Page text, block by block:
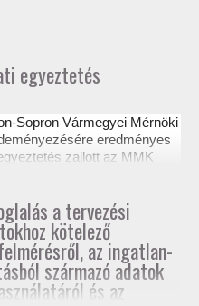
SZABVÁNYOK
egyeztetés
Sopron Vármegyei Mérnöki
eredményes
zajlott az MMK
jogosultsági kérdéseiről. A
a 327/2015. (XI. 10.)
alapján tisztázták a
és a jövőben közös
folytatják a
a tervezési
kötelező
az ingatlan-
származó adatok
és az